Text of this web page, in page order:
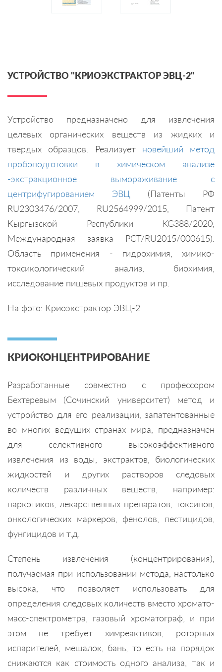
УСТРОЙСТВО "КРИОЭКСТРАКТОР ЭВЦ-2"
Устройство предназначено для извлечения
целевых органических веществ из жидких и
твердых образцов. Реализуетновейший метод
пробоподготовки в химическом анализе
-экстракционное вымораживание с
центрифугированием ЭВЦ (Патенты РФ
RU2303476/2007, RU2564999/2015, Патент
Кыргызской Республики KG388/2020,
Международная заявка PCT/RU2015/000615).
Область применения - гидрохимия, химико-
токсикологический анализ, биохимия,
исследование пищевых продуктов и пр.
На фото: Криоэкстрактор ЭВЦ-2
КРИОКОНЦЕНТРИРОВАНИЕ
Разработанные совместно с профессором
Бехтеревым (Сочинский университет) метод и
устройство для его реализации, запатентованные
во многих ведущих странах мира, предназначен
для селективного высокоэффективного
извлечения из воды, экстрактов, биологических
жидкостей и других растворов следовых
количеств различных веществ, например:
наркотиков, лекарственных препаратов, токсинов,
онкологических маркеров, фенолов, пестицидов,
фунгицидов и т.д.
Степень извлечения (концентрирования),
получаемая при использовании метода, настолько
высока, что позволяет использовать для
определения следовых количеств вместо хромато-
масс-спектрометра, газовый хроматограф, и при
этом не требует химреактивов, роторных
испарителей, мешалок, бань, то есть на порядок
снижаются как стоимость одного анализа, так и